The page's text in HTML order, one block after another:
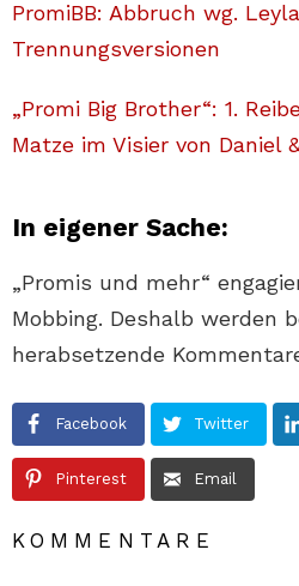
PromiBB: Abbruch wg.
Trennungsversionen
„Promi Big Brother“: 1.
Matze im Visier von Daniel
In eigener Sache:
„Promis und mehr“
Mobbing. Deshalb werden
herabsetzende
Facebook Twitter
Pinterest Email
KOMMENTARE